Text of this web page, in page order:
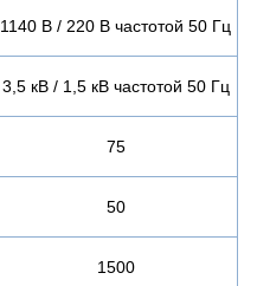
1140 В / 220 В частотой 50 Гц
3,5 кВ / 1,5 кВ частотой 50 Гц
75
50
1500